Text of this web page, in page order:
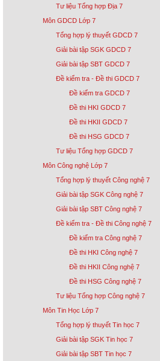
Tư liệu Tổng hợp Địa 7
Môn GDCD Lớp 7
Tổng hợp lý thuyết GDCD 7
Giải bài tập SGK GDCD 7
Giải bài tập SBT GDCD 7
Đề kiểm tra - Đề thi GDCD 7
Đề kiểm tra GDCD 7
Đề thi HKI GDCD 7
Đề thi HKII GDCD 7
Đề thi HSG GDCD 7
Tư liệu Tổng hợp GDCD 7
Môn Công nghệ Lớp 7
Tổng hợp lý thuyết Công nghệ 7
Giải bài tập SGK Công nghệ 7
Giải bài tập SBT Công nghệ 7
Đề kiểm tra - Đề thi Công nghệ 7
Đề kiểm tra Công nghệ 7
Đề thi HKI Công nghệ 7
Đề thi HKII Công nghệ 7
Đề thi HSG Công nghệ 7
Tư liệu Tổng hợp Công nghệ 7
Môn Tin Học Lớp 7
Tổng hợp lý thuyết Tin học 7
Giải bài tập SGK Tin học 7
Giải bài tập SBT Tin học 7